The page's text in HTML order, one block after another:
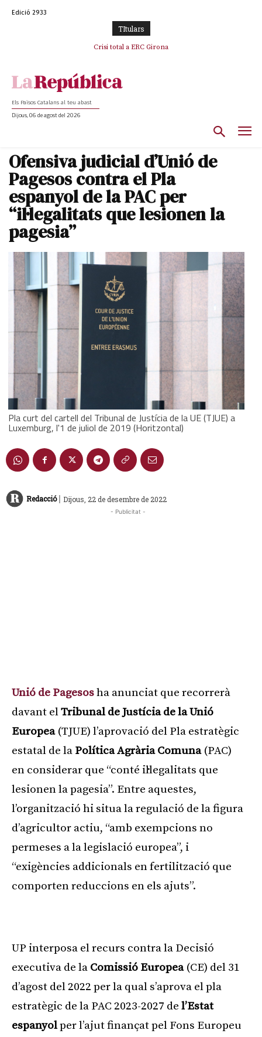
Edició 2933
TItulars
Crisi total a ERC Girona
Els Països Catalans al teu abast
Dijous, 06 de agost del 2026
Ofensiva judicial d’Unió de
Pagesos contra el Pla
espanyol de la PAC per
“il·legalitats que lesionen la
pagesia”
Pla curt del cartell del Tribunal de Justícia de la UE (TJUE) a
Luxemburg, l'1 de juliol de 2019 (Horitzontal)
Redacció | Dijous, 22 de desembre de 2022
- Publicitat -
Unió de Pagesosha anunciat que recorrerà
davant elTribunal de Justícia de la Unió
Europea(TJUE) l’aprovació del Pla estratègic
estatal de la Política Agrària Comuna(PAC)
en considerar que “conté il·legalitats que
lesionen la pagesia”. Entre aquestes,
l’organització hi situa la regulació de la figura
d’agricultor actiu, “amb exempcions no
permeses a la legislació europea”, i
“exigències addicionals en fertilització que
comporten reduccions en els ajuts”.
UP interposa el recurs contra la Decisió
executiva de la Comissió Europea (CE) del 31
d’agost del 2022 per la qual s’aprova el pla
estratègic de la PAC 2023-2027 de l’Estat
espanyolper l’ajut finançat pel Fons Europeu